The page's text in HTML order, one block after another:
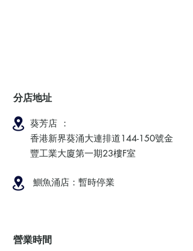
分店地址
葵芳店 ：
香港新界葵涌大連排道144-150號金
豐工業大廈第一期23樓F室
鰂魚涌店：暫時停業
​營業時間